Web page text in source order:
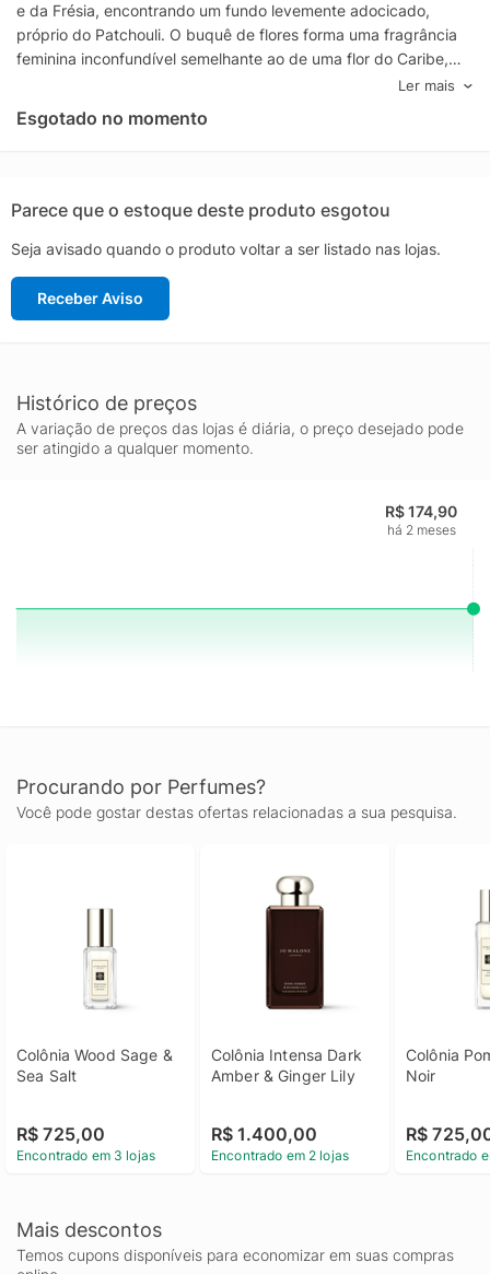
e da Frésia, encontrando um fundo levemente adocicado,
próprio do Patchouli. O buquê de flores forma uma fragrância
feminina inconfundível semelhante ao de uma flor do Caribe,
Butterfly Flower , conhecida por carregar em suas pétalas
mensagens secretas de amor. Para potencializar a perfumação
desse desodorante colônia, experimente aplicar junto com o
embalagem clássica. Aproveite as últimas unidades com este
seja, este item possui o selo Cruelty Free. Família Olfativa: Floral
Amadeirada
Ler mais
Esgotado no momento
Parece que o estoque deste produto esgotou
Seja avisado quando o produto voltar a ser listado nas lojas.
Receber Aviso
Histórico de preços
A variação de preços das lojas é diária, o preço desejado pode
ser atingido a qualquer momento.
R$ 174,90
há 2 meses
Procurando por Perfumes?
Você pode gostar destas ofertas relacionadas a sua pesquisa.
Colônia Wood Sage &
Sea Salt
R$ 725,00
Encontrado em 3 lojas
Colônia Intensa Dark
Amber & Ginger Lily
R$ 1.400,00
Encontrado em 2 lojas
Colônia
Noir
R$
Encontrado
Mais descontos
Temos cupons disponíveis para economizar em suas compras